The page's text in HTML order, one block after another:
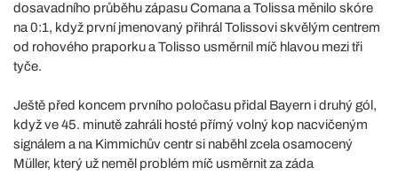
dosavadního průběhu zápasu Comana a Tolissa měnilo skóre
na 0:1, když první jmenovaný přihrál Tolissovi skvělým centrem
od rohového praporku a Tolisso usměrnil míč hlavou mezi tři
tyče.
Ještě před koncem prvního poločasu přidal Bayern i druhý gól,
když ve 45. minutě zahráli hosté přímý volný kop nacvičeným
signálem a na Kimmichův centr si naběhl zcela osamocený
Müller, který už neměl problém míč usměrnit za záda